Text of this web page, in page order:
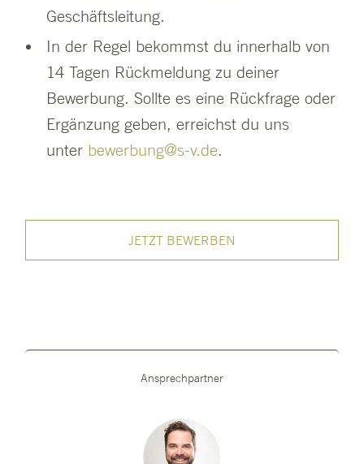
Ansprechpartner
Geschäftsleitung.
In der Regel bekommst du innerhalb von
14 Tagen Rückmeldung zu deiner
Bewerbung. Sollte es eine Rückfrage oder
Ergänzung geben, erreichst du uns
unter bewerbung@s-v.de.
JETZT BEWERBEN